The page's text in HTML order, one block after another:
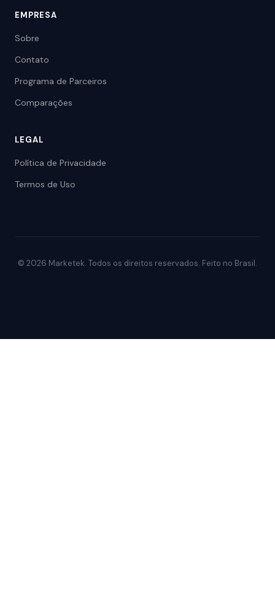
EMPRESA
Sobre
Contato
Programa de Parceiros
Comparações
LEGAL
Política de Privacidade
Termos de Uso
© 2026 Marketek. Todos os direitos reservados. Feito no Brasil.